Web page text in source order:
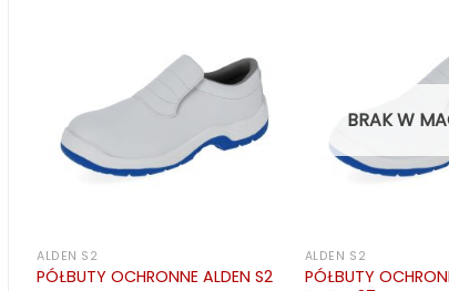
ALDEN S2
PÓŁBUTY OCHRONNE ALDEN S2
BRAK W
ALDEN S2
PÓŁBUTY